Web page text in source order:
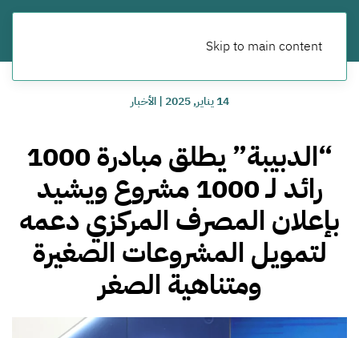
Skip to main content
14 يناير, 2025 |الأخبار
“الدبيبة” يطلق مبادرة 1000
رائد لـ 1000 مشروع ويشيد
بإعلان المصرف المركزي دعمه
لتمويل المشروعات الصغيرة
ومتناهية الصغر